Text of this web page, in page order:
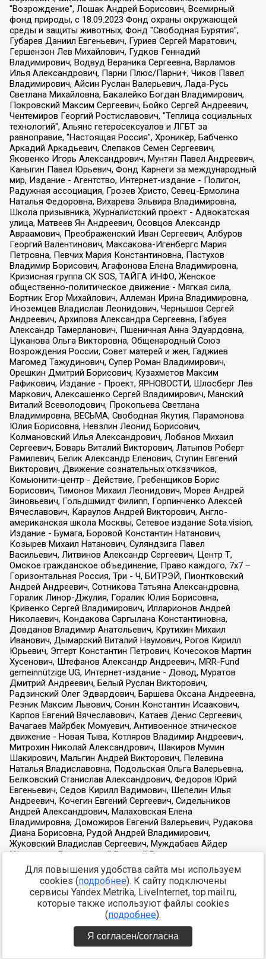
Для повышения удобства сайта мы используем
cookies (подробнее). К сайту подключены
сервисы Yandex.Metrika, LiveInternet, top.mail.ru,
которые также используют файлы cookies
(подробнее).
Я согласен/согласна